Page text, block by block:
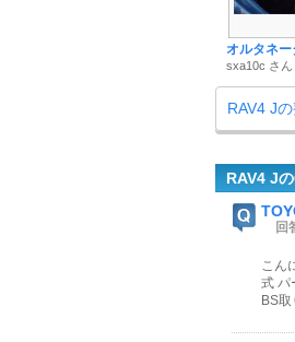
オルタネー
sxa10c さん
RAV4 J
RAV4 J
回
こん
式 パ
BS